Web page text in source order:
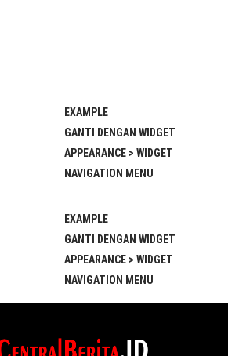
EXAMPLE
GANTI DENGAN WIDGET
APPEARANCE > WIDGET
NAVIGATION MENU
EXAMPLE
GANTI DENGAN WIDGET
APPEARANCE > WIDGET
NAVIGATION MENU